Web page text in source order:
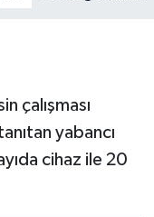
çalışması
yabancı
cihaz ile 20